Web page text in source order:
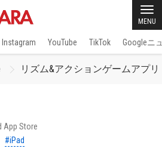
MENU
Instagram YouTube TikTok Googleニ
リズム&アクションゲームアプ
App Store
#iPad